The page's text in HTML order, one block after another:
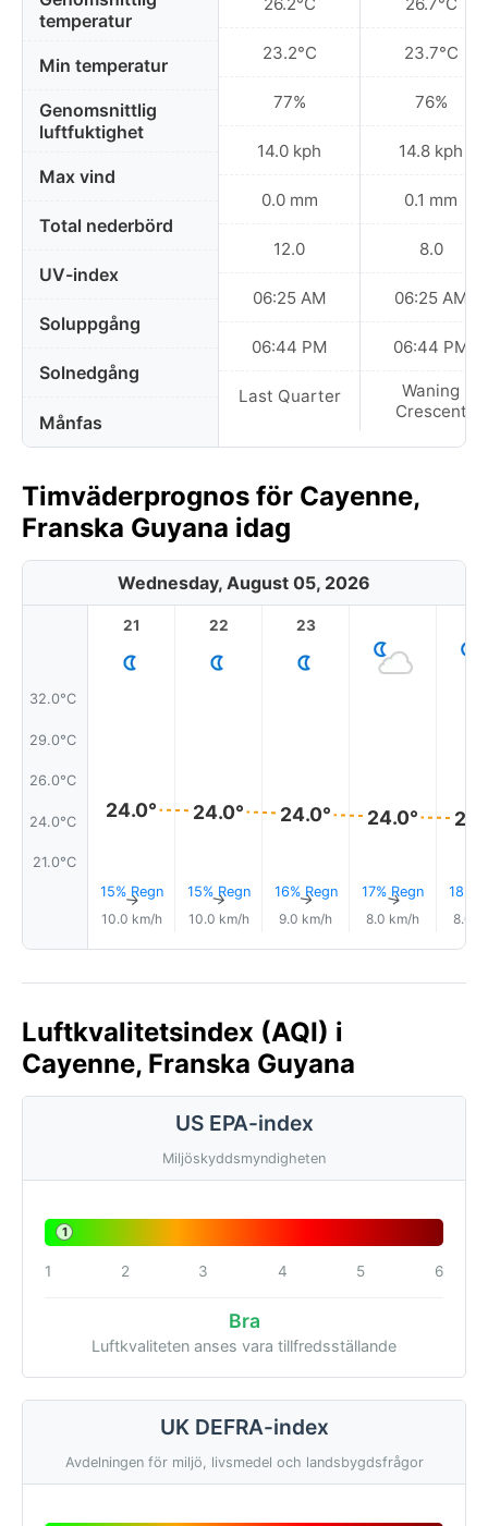
temperatur
Min temperatur
Genomsnittlig
luftfuktighet
Max vind
Total nederbörd
UV-index
Soluppgång
Solnedgång
Månfas
23.2°C
77%
14.0 kph
0.0 mm
12.0
06:25 AM
06:44 PM
Last Quarter
23.7°C
76%
14.8 kph
0.1 mm
8.0
06:25 AM
06:44 PM
Waning
Crescent
Timväderprognos för Cayenne,
Franska Guyana idag
Wednesday, August 05, 2026
32.0°C
29.0°C
26.0°C
24.0°C
21.0°C
21
24.0°
15% Regn
↑
10.0 km/h
22
24.0°
15% Regn
↑
10.0 km/h
23
24.0°
16% Regn
↑
9.0 km/h
24.0°
17% Regn
↑
8.0 km/h
18%
8.0
Luftkvalitetsindex (AQI) i
Cayenne, Franska Guyana
US EPA-index
Miljöskyddsmyndigheten
1
1 2 3 4 5 6
Bra
Luftkvaliteten anses vara tillfredsställande
UK DEFRA-index
Avdelningen för miljö, livsmedel och landsbygdsfrågor